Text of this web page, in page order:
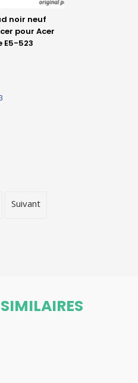
noir neuf
pour Acer
E5-523
Suivant